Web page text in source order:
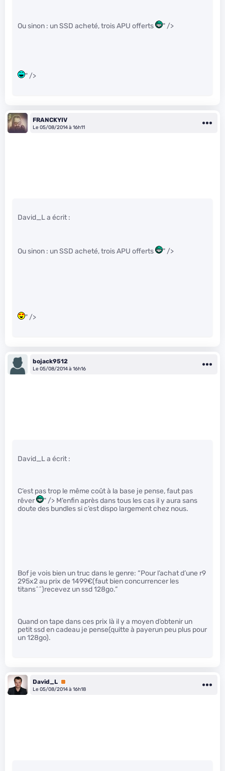
Ou sinon : un SSD acheté, trois APU offerts " />
" />
FRANCKYIV
Le 05/08/2014 à 16h11
David_L a écrit :
Ou sinon : un SSD acheté, trois APU offerts " />
" />
bojack9512
Le 05/08/2014 à 16h16
David_L a écrit :
C’est pas trop le même coût à la base je pense, faut pas
rêver
" /> M’enfin après dans tous les cas il y aura sans
doute des bundles si c’est dispo largement chez nous.
Bof je vois bien un truc dans le genre: “Pour l’achat d’une r9
295x2 au prix de 1499€(faut bien concurrencer les
titans^^)recevez un ssd 128go.”
Quand on tape dans ces prix là il y a moyen d’obtenir un
petit ssd en cadeau je pense(quitte à payerun peu plus pour
un 128go).
David_L Premium
Le 05/08/2014 à 16h18